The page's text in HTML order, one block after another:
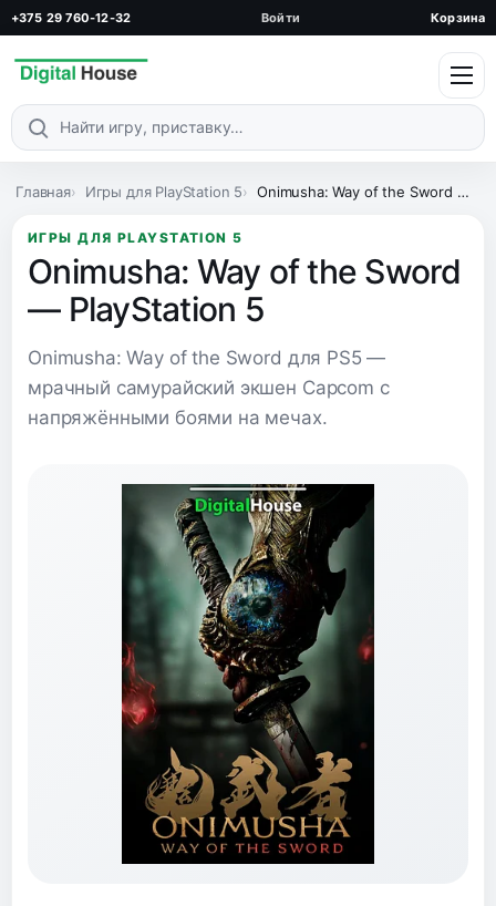
+375 29 760-12-32 Войти Корзина
Поиск по каталогу
Главная Игры для PlayStation 5 Onimusha: Way of the Sword — PlayStation 5
ИГРЫ ДЛЯ PLAYSTATION 5
Onimusha: Way of the Sword
— PlayStation 5
Onimusha: Way of the Sword для PS5 —
мрачный самурайский экшен Capcom с
напряжёнными боями на мечах.